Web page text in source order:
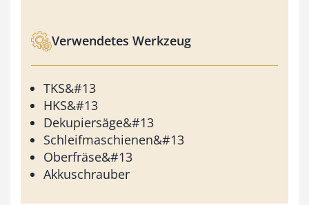
Verwendetes Werkzeug
TKS&#13
HKS&#13
Dekupiersäge&#13
Schleifmaschienen&#13
Oberfräse&#13
Akkuschrauber